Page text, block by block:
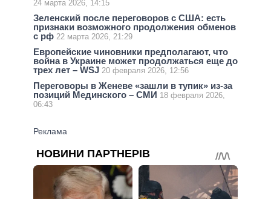
24 марта 2026, 14:15
Зеленский после переговоров с США: есть
признаки возможного продолжения обменов
с рф 22 марта 2026, 21:29
Европейские чиновники предполагают, что
война в Украине может продолжаться еще до
трех лет – WSJ 20 февраля 2026, 12:56
Переговоры в Женеве «зашли в тупик» из-за
позиций Мединского – СМИ 18 февраля 2026,
06:43